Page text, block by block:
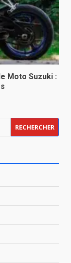
Moto Suzuki :